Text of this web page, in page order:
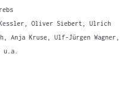
Oliver Siebert, Ulrich
Anja Kruse, Ulf-Jürgen Wagner,
u.a.